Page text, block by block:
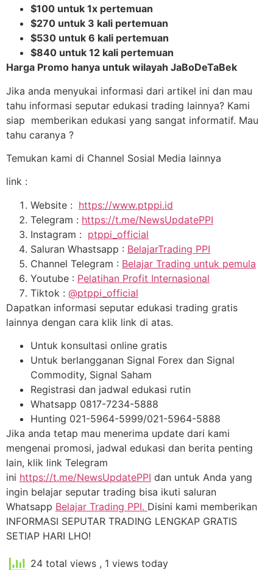
$100 untuk 1x pertemuan
$270 untuk 3 kali pertemuan
$530 untuk 6 kali pertemuan
$840 untuk 12 kali pertemuan
Harga Promo hanya untuk wilayah JaBoDeTaBek
Jika anda menyukai informasi dari artikel ini dan mau
tahu informasi seputar edukasi trading lainnya? Kami
siap memberikan edukasi yang sangat informatif. Mau
tahu caranya ?
Temukan kami di Channel Sosial Media lainnya
link :
Website : https://www.ptppi.id
Telegram : https://t.me/NewsUpdatePPI
Instagram : ptppi_official
Saluran Whastsapp : BelajarTrading PPI
Channel Telegram : Belajar Trading untuk pemula
Youtube : Pelatihan Profit Internasional
Tiktok : @ptppi_official
Dapatkan informasi seputar edukasi trading gratis
lainnya dengan cara klik link di atas.
Untuk konsultasi online gratis
Untuk berlangganan Signal Forex dan Signal
Commodity, Signal Saham
Registrasi dan jadwal edukasi rutin
Whatsapp 0817-7234-5888
Hunting 021-5964-5999/021-5964-5888
Jika anda tetap mau menerima update dari kami
mengenai promosi, jadwal edukasi dan berita penting
lain, klik link Telegram
ini https://t.me/NewsUpdatePPI dan untuk Anda yang
ingin belajar seputar trading bisa ikuti saluran
Whatsapp Belajar Trading PPI. Disini kami memberikan
INFORMASI SEPUTAR TRADING LENGKAP GRATIS
SETIAP HARI LHO!
24 total views , 1 views today